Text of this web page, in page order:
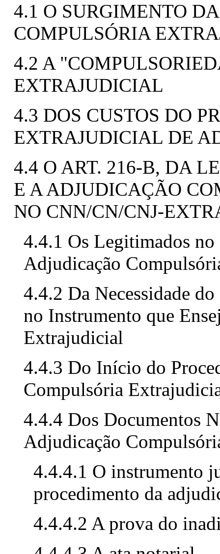
4.1 O SURGIMENTO
COMPULSÓRIA
4.2 A
EXTRAJUDICIAL
4.3 DOS CUSTOS DO
EXTRAJUDICIAL DE
4.4 O ART. 216-B, DA
E A ADJUDICAÇÃO
NO CNN/CN/CNJ-
4.4.1 Os Legitimados
Adjudicação
4.4.2 Da Necessidade
no Instrumento que
Extrajudicial
4.4.3 Do Início do
Compulsória
4.4.4 Dos Documentos
Adjudicação
4.4.4.1 O instrumento
procedimento da
4.4.4.2 A prova do